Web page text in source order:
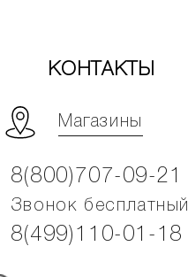
КОНТАКТЫ
Магазины
8(800)707-09-21
Звонок бесплатный
8(499)110-01-18